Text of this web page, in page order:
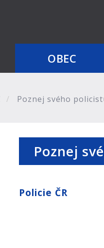
OBEC
Poznej svého
Poznej
Policie ČR